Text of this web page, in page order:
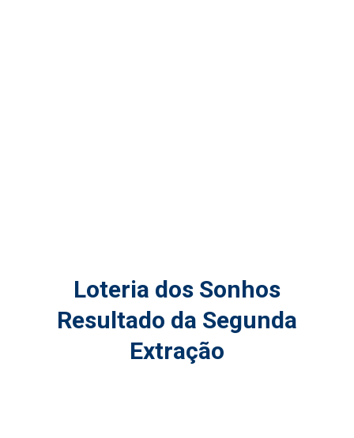
Loteria dos Sonhos
Resultado da Segunda
Extração